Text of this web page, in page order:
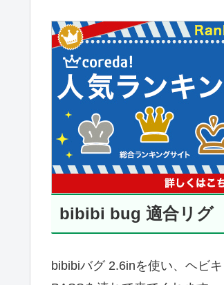
bibibi bug 適合リグ
bibibiバグ 2.6inを使い、ヘビ